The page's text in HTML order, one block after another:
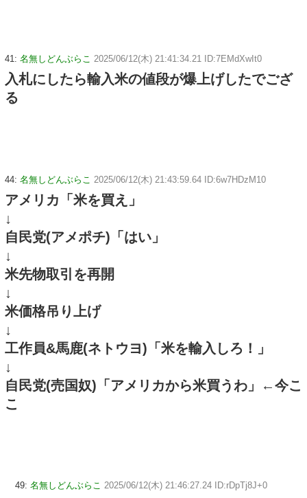
41: 名無しどんぶらこ 2025/06/12(木) 21:41:34.21 ID:7EMdXwIt0
入札にしたら輸入米の値段が爆上げしたでござ
る
44: 名無しどんぶらこ 2025/06/12(木) 21:43:59.64 ID:6w7HDzM10
アメリカ「米を買え」
↓
自民党(アメポチ)「はい」
↓
米先物取引を再開
↓
米価格吊り上げ
↓
工作員&馬鹿(ネトウヨ)「米を輸入しろ！」
↓
自民党(売国奴)「アメリカから米買うわ」←今こ
こ
49: 名無しどんぶらこ 2025/06/12(木) 21:46:27.24 ID:rDpTj8J+0